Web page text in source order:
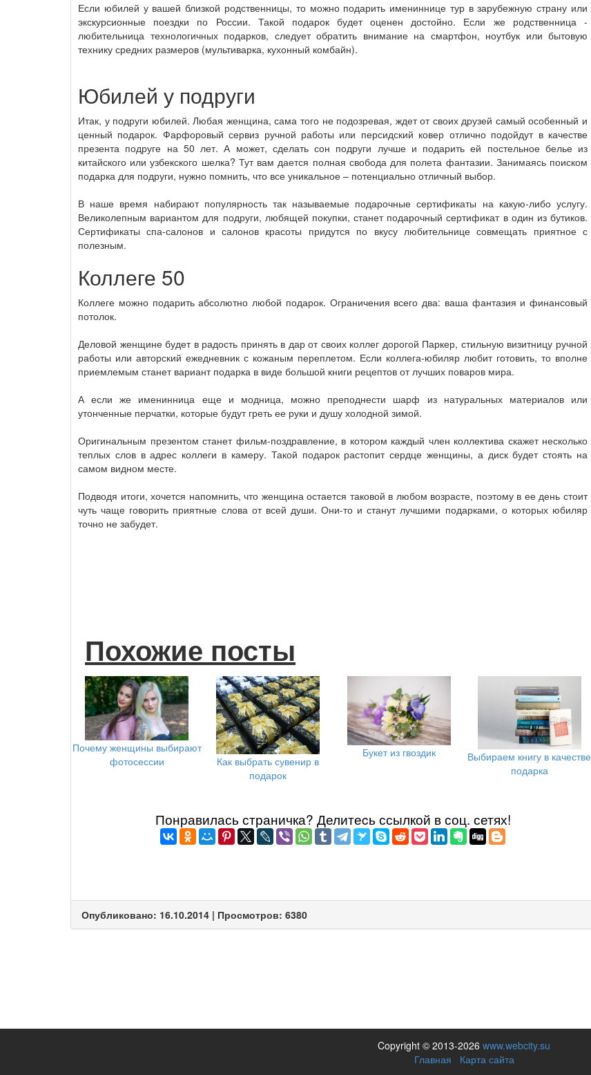
Если юбилей у вашей близкой родственницы, то можно подарить имениннице тур в зарубежную страну или
экскурсионные поездки по России. Такой подарок будет оценен достойно. Если же родственница -
любительница технологичных подарков, следует обратить внимание на смартфон, ноутбук или бытовую
технику средних размеров (мультиварка, кухонный комбайн).
Юбилей у подруги
Итак, у подруги юбилей. Любая женщина, сама того не подозревая, ждет от своих друзей самый особенный и
ценный подарок. Фарфоровый сервиз ручной работы или персидский ковер отлично подойдут в качестве
презента подруге на 50 лет. А может, сделать сон подруги лучше и подарить ей постельное белье из
китайского или узбекского шелка? Тут вам дается полная свобода для полета фантазии. Занимаясь поиском
подарка для подруги, нужно помнить, что все уникальное – потенциально отличный выбор.
В наше время набирают популярность так называемые подарочные сертификаты на какую-либо услугу.
Великолепным вариантом для подруги, любящей покупки, станет подарочный сертификат в один из бутиков.
Сертификаты спа-салонов и салонов красоты придутся по вкусу любительнице совмещать приятное с
полезным.
Коллеге 50
Коллеге можно подарить абсолютно любой подарок. Ограничения всего два: ваша фантазия и финансовый
потолок.
Деловой женщине будет в радость принять в дар от своих коллег дорогой Паркер, стильную визитницу ручной
работы или авторский ежедневник с кожаным переплетом. Если коллега-юбиляр любит готовить, то вполне
приемлемым станет вариант подарка в виде большой книги рецептов от лучших поваров мира.
А если же именинница еще и модница, можно преподнести шарф из натуральных материалов или
утонченные перчатки, которые будут греть ее руки и душу холодной зимой.
Оригинальным презентом станет фильм-поздравление, в котором каждый член коллектива скажет несколько
теплых слов в адрес коллеги в камеру. Такой подарок растопит сердце женщины, а диск будет стоять на
самом видном месте.
Подводя итоги, хочется напомнить, что женщина остается таковой в любом возрасте, поэтому в ее день стоит
чуть чаще говорить приятные слова от всей души. Они-то и станут лучшими подарками, о которых юбиляр
точно не забудет.
Похожие посты
Почему женщины выбирают
фотосессии
Как выбрать сувенир в
подарок
Букет из гвоздик
Выбираем книгу в качестве
подарка
Понравилась страничка? Делитеcь ссылкой в соц. сетях!
Опубликовано: 16.10.2014 | Просмотров: 6380
Copyright © 2013-2026 www.webcity.su
Главная
Карта сайта